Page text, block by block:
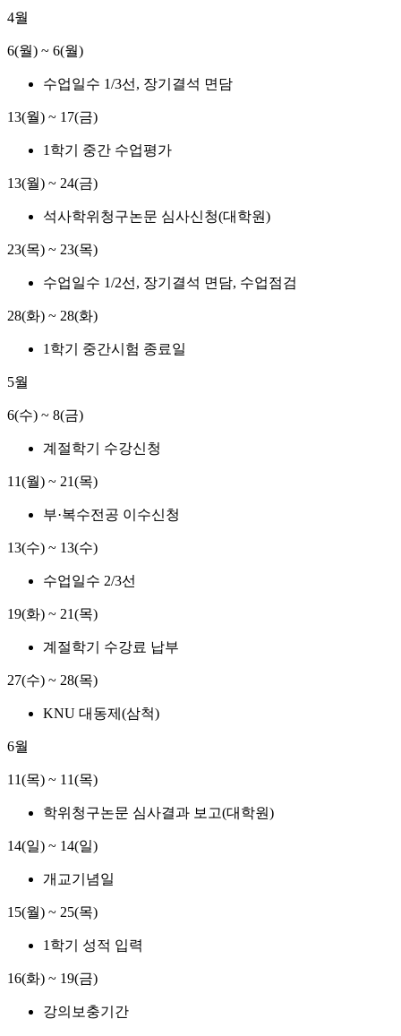
4월
6(월) ~ 6(월)
수업일수 1/3선, 장기결석 면담
13(월) ~ 17(금)
1학기 중간 수업평가
13(월) ~ 24(금)
석사학위청구논문 심사신청(대학원)
23(목) ~ 23(목)
수업일수 1/2선, 장기결석 면담, 수업점검
28(화) ~ 28(화)
1학기 중간시험 종료일
5월
6(수) ~ 8(금)
계절학기 수강신청
11(월) ~ 21(목)
부·복수전공 이수신청
13(수) ~ 13(수)
수업일수 2/3선
19(화) ~ 21(목)
계절학기 수강료 납부
27(수) ~ 28(목)
KNU 대동제(삼척)
6월
11(목) ~ 11(목)
학위청구논문 심사결과 보고(대학원)
14(일) ~ 14(일)
개교기념일
15(월) ~ 25(목)
1학기 성적 입력
16(화) ~ 19(금)
강의보충기간